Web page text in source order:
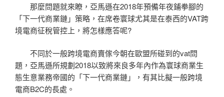
那麼問題就來瞭，亞馬遜在2018年預備年夜鋪拳腳的
「下一代商業鏈」策略，在席卷寰球尤其是在泰西的VAT跨
境電商征稅管控上，將怎樣應答呢?
不同於一般跨境電商賣傢今朝在歐盟所碰到的vat問
題，亞馬遜所規劃2018以致將來良多年內作為寰球商業生
態生意業務帝國的「下一代商業鏈」，有其比擬一般跨境
電商B2C的長處。